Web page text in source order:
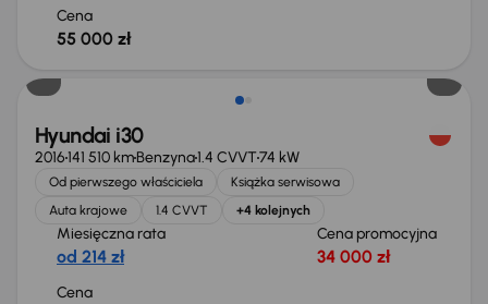
Cena
55 000 zł
Hyundai i30
2016141 510 kmBenzyna1.4 CVVT74 kW
Od pierwszego właściciela
Książka serwisowa
Auta krajowe
1.4 CVVT +4 kolejnych
Miesięczna rata
od 214 zł
Cena promocyjna
34 000 zł
Cena